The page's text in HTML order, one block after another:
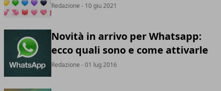
Redazione - 10 giu 2021
Novità in arrivo per Whatsapp:
ecco quali sono e come attivarle
Redazione - 01 lug 2016